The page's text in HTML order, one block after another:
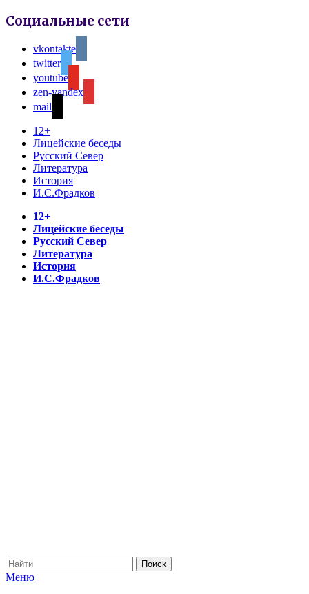
Социальные сети
vkontakte
twitter
youtube
zen-yandex
mail
12+
Лицейские беседы
Русский Север
Литература
История
И.С.Фрадков
12+
Лицейские беседы
Русский Север
Литература
История
И.С.Фрадков
Меню